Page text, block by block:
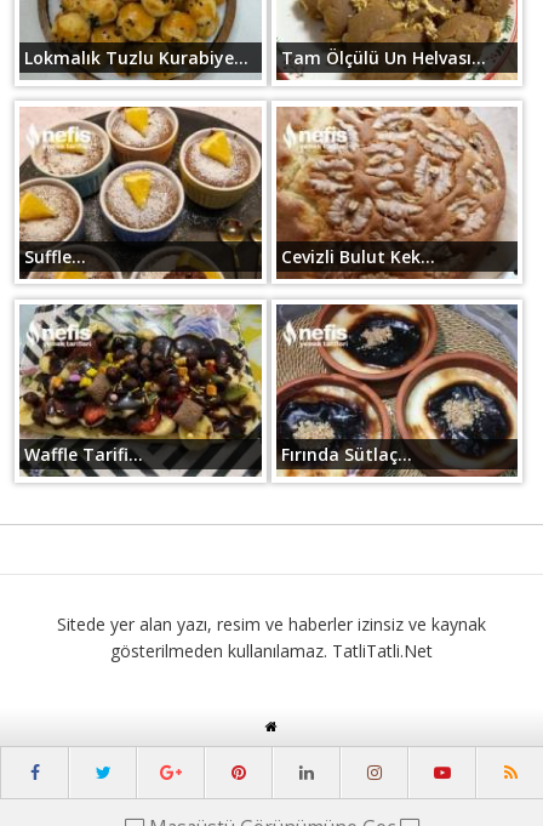
Lokmalık Tuzlu Kurabiye... Tam Ölçülü Un Helvası...
Suffle... Cevizli Bulut Kek...
Waffle Tarifi... Fırında Sütlaç...
Sitede yer alan yazı, resim ve haberler izinsiz ve kaynak
gösterilmeden kullanılamaz. TatliTatli.Net